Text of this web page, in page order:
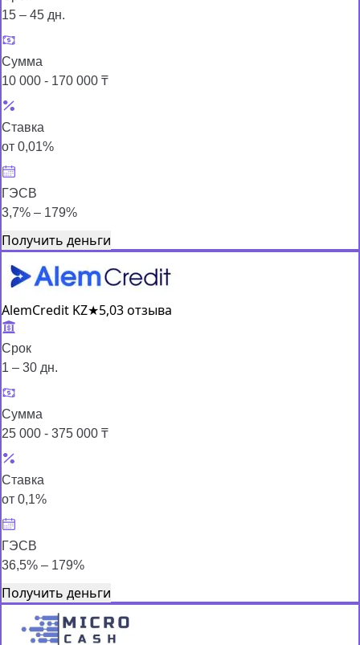
15 – 45 дн.
Сумма
10 000 - 170 000 ₸
Ставка
от 0,01%
ГЭСВ
3,7% – 179%
Получить деньги
AlemCredit KZ★5,03 отзыва
Срок
1 – 30 дн.
Сумма
25 000 - 375 000 ₸
Ставка
от 0,1%
ГЭСВ
36,5% – 179%
Получить деньги